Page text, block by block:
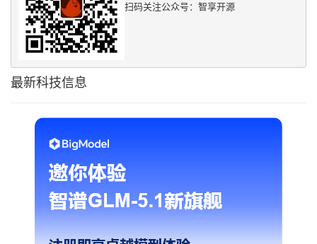
扫码关注公众号：智享开源
最新科技信息